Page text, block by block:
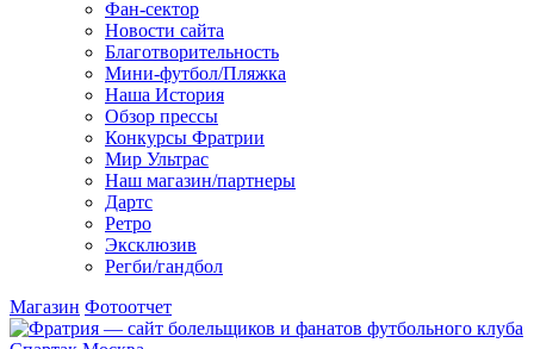
Фан-cектор
Новости сайта
Благотворительность
Мини-футбол/Пляжка
Наша История
Обзор прессы
Конкурсы Фратрии
Мир Ультрас
Наш магазин/партнеры
Дартс
Ретро
Эксклюзив
Регби/гандбол
Магазин Фотоотчет